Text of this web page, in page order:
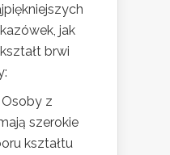
jak
brwi
Osoby z
szerokie
kształtu